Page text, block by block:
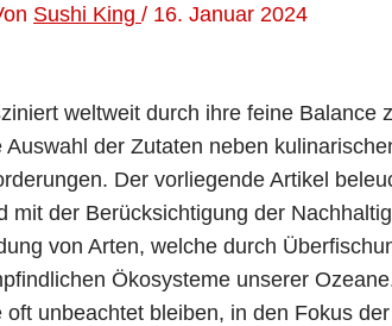
Sushi King / 16. Januar 2024
weltweit durch ihre feine Balance
der Zutaten neben
Der vorliegende Artikel
mit der Berücksichtigung der
von Arten, welche durch
Ökosysteme unserer
unbeachtet bleiben, in den Fokus